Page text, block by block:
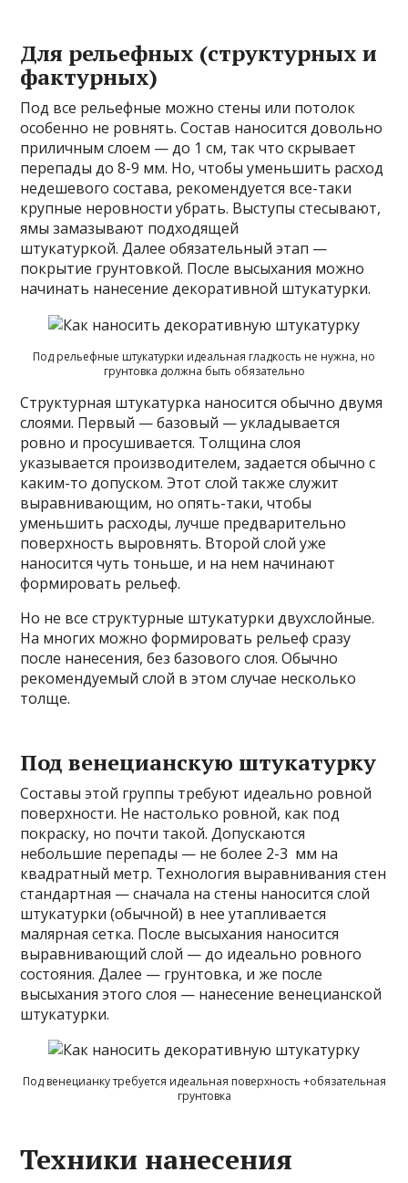
Для рельефных (структурных и
фактурных)
Под все рельефные можно стены или потолок
особенно не ровнять. Состав наносится довольно
приличным слоем — до 1 см, так что скрывает
перепады до 8-9 мм. Но, чтобы уменьшить расход
недешевого состава, рекомендуется все-таки
крупные неровности убрать. Выступы стесывают,
ямы замазывают подходящей
штукатуркой. Далее обязательный этап —
покрытие грунтовкой. После высыхания можно
начинать нанесение декоративной штукатурки.
Под рельефные штукатурки идеальная гладкость не нужна, но
грунтовка должна быть обязательно
Структурная штукатурка наносится обычно двумя
слоями. Первый — базовый — укладывается
ровно и просушивается. Толщина слоя
указывается производителем, задается обычно с
каким-то допуском. Этот слой также служит
выравнивающим, но опять-таки, чтобы
уменьшить расходы, лучше предварительно
поверхность выровнять. Второй слой уже
наносится чуть тоньше, и на нем начинают
формировать рельеф.
Но не все структурные штукатурки двухслойные.
На многих можно формировать рельеф сразу
после нанесения, без базового слоя. Обычно
рекомендуемый слой в этом случае несколько
толще.
Под венецианскую штукатурку
Составы этой группы требуют идеально ровной
поверхности. Не настолько ровной, как под
покраску, но почти такой. Допускаются
небольшие перепады — не более 2-3 мм на
квадратный метр. Технология выравнивания стен
стандартная — сначала на стены наносится слой
штукатурки (обычной) в нее утапливается
малярная сетка. После высыхания наносится
выравнивающий слой — до идеально ровного
состояния. Далее — грунтовка, и же после
высыхания этого слоя — нанесение венецианской
штукатурки.
Под венецианку требуется идеальная поверхность +обязательная
грунтовка
Техники нанесения